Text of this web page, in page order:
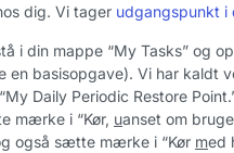
dig. Vi tager udgangspunkt i
i din mappe “My Tasks” og
en basisopgave). Vi har kaldt
Daily Periodic Restore
mærke i “Kør, uanset om
også sætte mærke i “Kør med